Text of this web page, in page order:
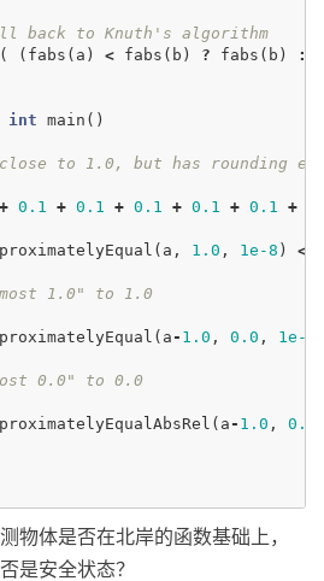
back to Knuth's algorithm
( ( fabs ( a ) < fabs ( b ) ? fabs ( b ) :
int main ()
to 1.0, but has rounding
+ 0.1 + 0.1 + 0.1 + 0.1 + 0.1 +
( a , 1.0 , 1e-8 ) <<
1.0" to 1.0
( a - 1.0 , 0.0 , 1e-8
0.0" to 0.0
( a - 1.0 , 0.0
物体是否在北岸的函数基础上，
是安全状态？